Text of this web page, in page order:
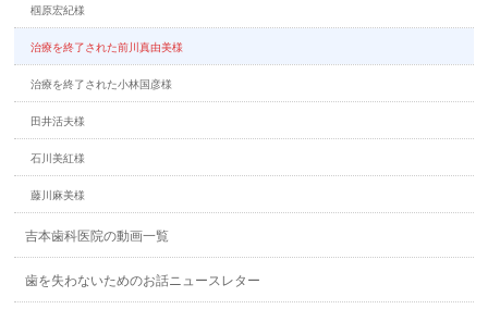
椢原宏紀様
治療を終了された前川真由美様
治療を終了された小林国彦様
田井活夫様
石川美紅様
藤川麻美様
吉本歯科医院の動画一覧
歯を失わないためのお話ニュースレター